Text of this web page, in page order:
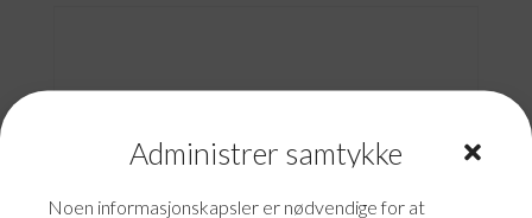
Administrer samtykke
Noen informasjonskapsler er nødvendige for at